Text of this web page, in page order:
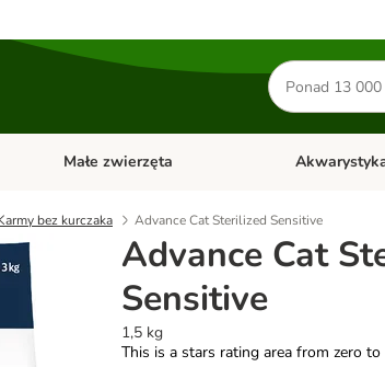
Szukaj
produktów
Psy
Otwórz menu kategorii: Koty
Małe zwierzęta Otwórz menu
bez kurczaka Advance Cat Sterilized Sensitive
Advance Cat
Sensitive
1,5 kg
This is a stars rating area from zero to